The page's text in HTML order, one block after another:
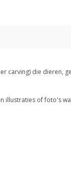
carving) die dieren,
illustraties of foto's